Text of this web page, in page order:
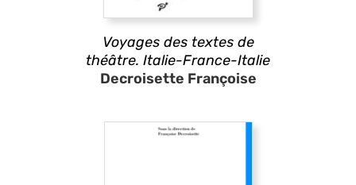
Voyages des textes de
théâtre. Italie-France-Italie
Decroisette Françoise